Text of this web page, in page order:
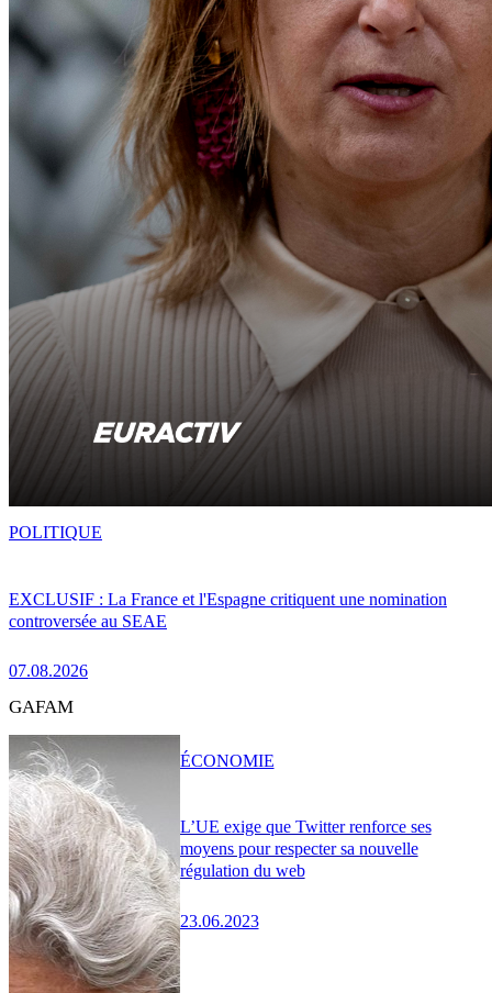
EXCLUSIF : La France et l'Espagne critiquent une nomination
controversée au SEAE
07.08.2026
POLITIQUE
GAFAM
L’UE exige que Twitter renforce ses
moyens pour respecter sa nouvelle
régulation du web
23.06.2023
ÉCONOMIE